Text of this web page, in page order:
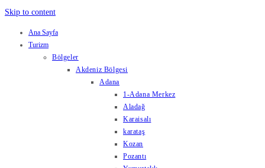
Skip to content
Ana Sayfa
Turizm
Bölgeler
Akdeniz Bölgesi
Adana
1-Adana Merkez
Aladağ
Karaisalı
karataş
Kozan
Pozantı